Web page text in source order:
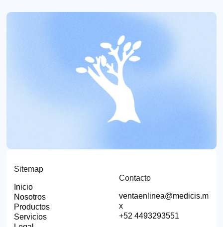
Sitemap
Inicio
Nosotros
Productos
Servicios
Contacto
ventaenlinea@medicis.m
x
+52 4493293551